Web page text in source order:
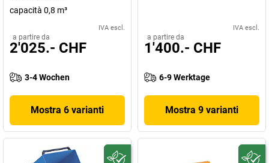
capacità 0,8 m³
IVA escl.
a partire da
2'025.- CHF
3-4 Wochen
Mostra 6 varianti
IVA escl.
a partire da
1'400.- CHF
6-9 Werktage
Mostra 9 varianti